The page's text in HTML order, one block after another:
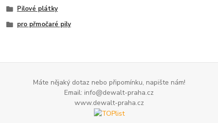
Pilové plátky
pro přmočaré pily
Máte nějaký dotaz nebo připomínku, napište nám!
Email: info@dewalt-praha.cz
www.dewalt-praha.cz